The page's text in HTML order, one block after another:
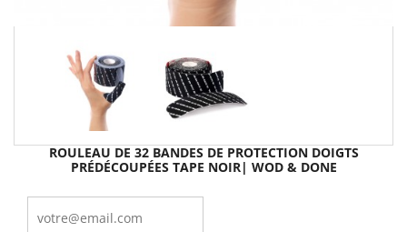
ROULEAU DE 32 BANDES DE PROTECTION DOIGTS
PRÉDÉCOUPÉES TAPE NOIR| WOD & DONE